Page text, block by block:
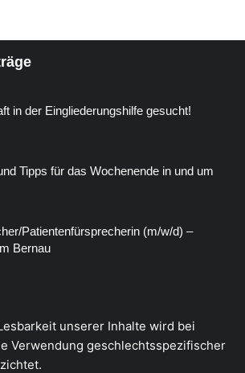
in der Eingliederungshilfe gesucht!
Tipps für das Wochenende in und um
Patientenfürsprecherin (m/w/d) –
Bernau
unserer Inhalte wird bei
Verwendung geschlechtsspezifischer